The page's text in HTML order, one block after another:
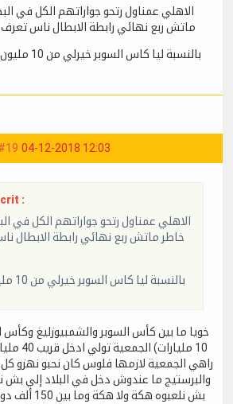
الاهلي عمناول رتحو جواراتهم الكل في
ماتش ربع نهائي رابطة الابطال ناس
بالنسبة ليا كاس السوبر خيرلي من 10 مليون اورو عند بن نور ولا غيرو
04-12-2018 12:03
:
الاهلي عمناول رتحو جواراتهم الكل في
خاطر ماتش ربع نهائي رابطة الابطال
خويا ما بين كأس السوبر والشمبيوزليغ
10
والبرستيج ما عندوش دخل في البلاد إلي بش